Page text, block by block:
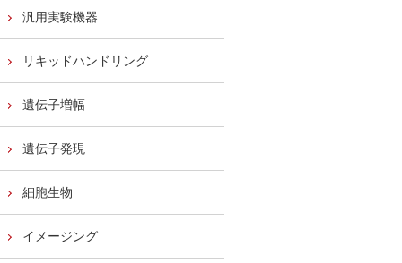
汎用実験機器
リキッドハンドリング
遺伝子増幅
遺伝子発現
細胞生物
イメージング